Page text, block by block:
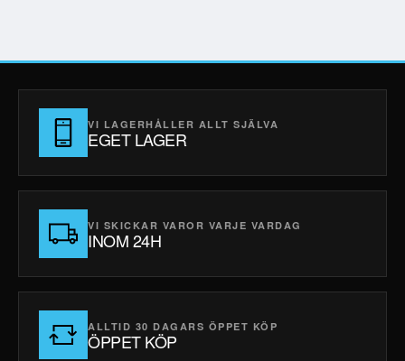
VI LAGERHÅLLER ALLT SJÄLVA
EGET LAGER
VI SKICKAR VAROR VARJE VARDAG
INOM 24H
ALLTID 30 DAGARS ÖPPET KÖP
ÖPPET KÖP